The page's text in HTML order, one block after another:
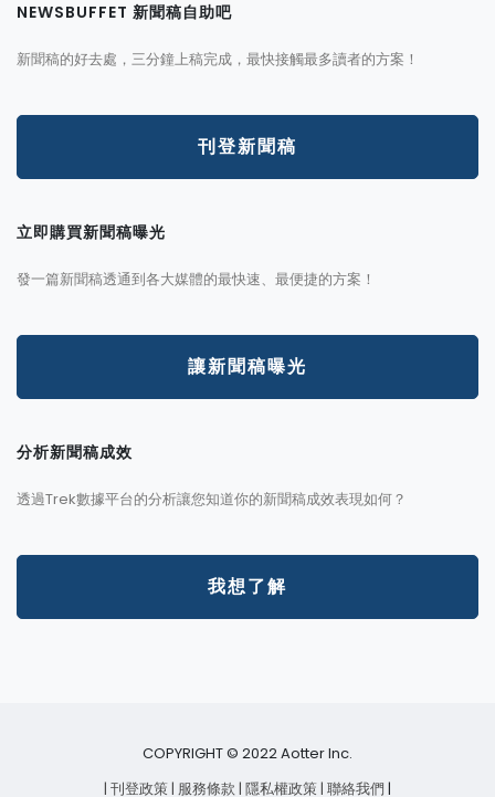
NEWSBUFFET 新聞稿自助吧
新聞稿的好去處，三分鐘上稿完成，最快接觸最多讀者的方案！
刊登新聞稿
立即購買新聞稿曝光
發一篇新聞稿透通到各大媒體的最快速、最便捷的方案！
讓新聞稿曝光
分析新聞稿成效
透過Trek數據平台的分析讓您知道你的新聞稿成效表現如何？
我想了解
COPYRIGHT © 2022 Aotter Inc.
| 刊登政策 | 服務條款 | 隱私權政策 | 聯絡我們 |